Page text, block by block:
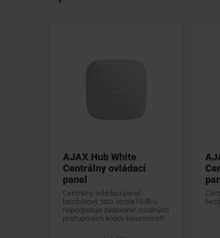
AJAX Hub White
Centrálny ovládací
panel
Centrálny ovládací panel -
bezdrôtový, táto verzia HUB-u
nepodporuje zadávanie osobných
prístupových kódov klávesnice!!!